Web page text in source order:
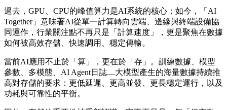
過去，GPU、CPU的峰值算力是AI系統的核心；如今， 「 AI
Together」意味著AI從單一計算轉向雲端、邊緣與終端設備協
同運作，行業關注點不再只是「計算速度」，更是聚焦在數據
如何被高效存儲、快速調用、穩定傳輸。
當前AI應用不止於「算」，更在於「存」。訓練數據、模型
參數、多模態、AI Agent日誌....大模型產生的海量數據持續推
高對存儲的要求：更低延遲、更高並發、更長穩定運行，以及
功耗與可靠性的平衡。